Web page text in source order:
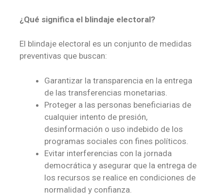
¿Qué significa el blindaje electoral?
El blindaje electoral es un conjunto de medidas
preventivas que buscan:
Garantizar la transparencia en la entrega
de las transferencias monetarias.
Proteger a las personas beneficiarias de
cualquier intento de presión,
desinformación o uso indebido de los
programas sociales con fines políticos.
Evitar interferencias con la jornada
democrática y asegurar que la entrega de
los recursos se realice en condiciones de
normalidad y confianza.